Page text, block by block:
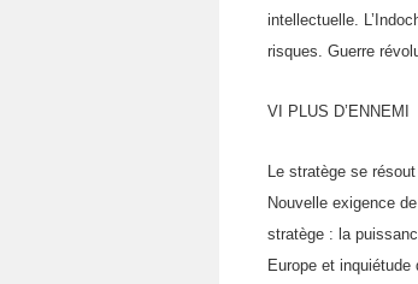
intellectuelle.
risques. Guerre
VI PLUS D’ENNEMI
Le stratège se
Nouvelle exi­gence
stratège : la
Europe et